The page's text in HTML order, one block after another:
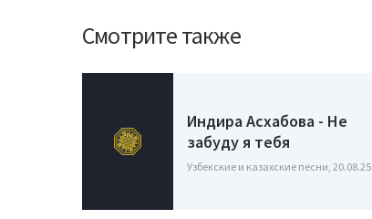
Смотрите также
Индира Асхабова - Не
забуду я тебя
Узбекские и казахские песни, 20.08.25